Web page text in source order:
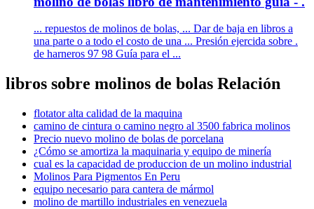
... repuestos de molinos de bolas, ... Dar de baja en libros a
una parte o a todo el costo de una ... Presión ejercida sobre .
de harneros 97 98 Guía para el ...
libros sobre molinos de bolas Relación
flotator alta calidad de la maquina
camino de cintura o camino negro al 3500 fabrica molinos
Precio nuevo molino de bolas de porcelana
¿Cómo se amortiza la maquinaria y equipo de minería
cual es la capacidad de produccion de un molino industrial
Molinos Para Pigmentos En Peru
equipo necesario para cantera de mármol
molino de martillo industriales en venezuela